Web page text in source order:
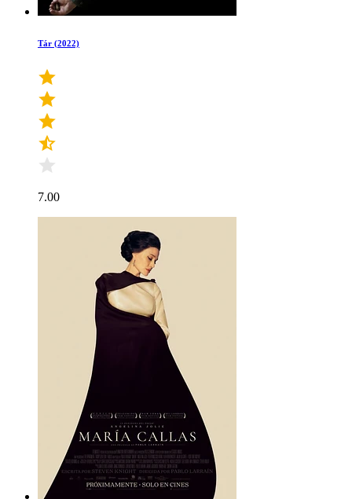
Tár (2022)
7.00